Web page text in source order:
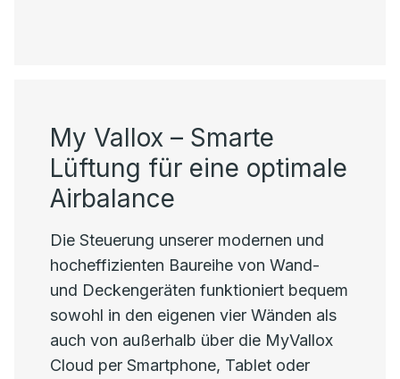
My Vallox – Smarte
Lüftung für eine optimale
Airbalance
Die Steuerung unserer modernen und
hocheffizienten Baureihe von Wand-
und Deckengeräten funktioniert bequem
sowohl in den eigenen vier Wänden als
auch von außerhalb über die MyVallox
Cloud per Smartphone, Tablet oder